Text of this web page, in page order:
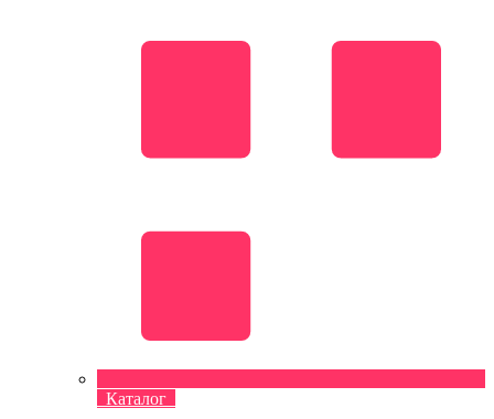
Каталог